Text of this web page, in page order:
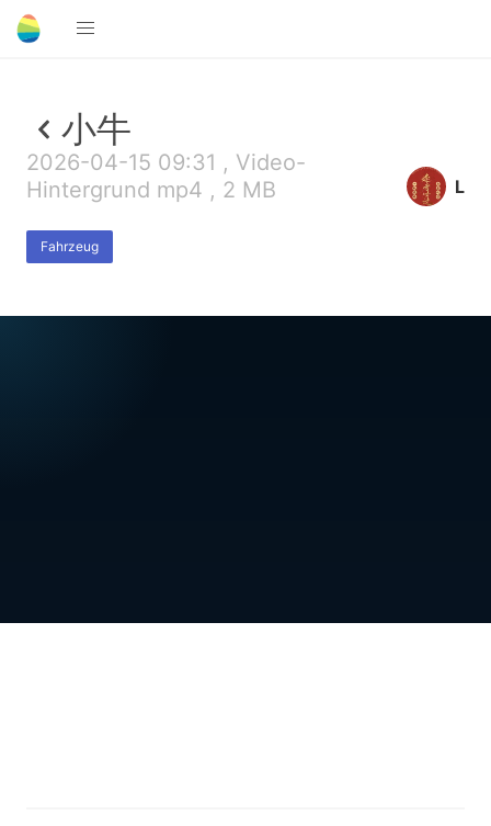
小牛
2026-04-15 09:31 , Video-
Hintergrund mp4 , 2 MB
Fahrzeug
L